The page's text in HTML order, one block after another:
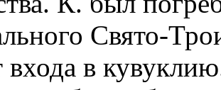
Свято-
входа в